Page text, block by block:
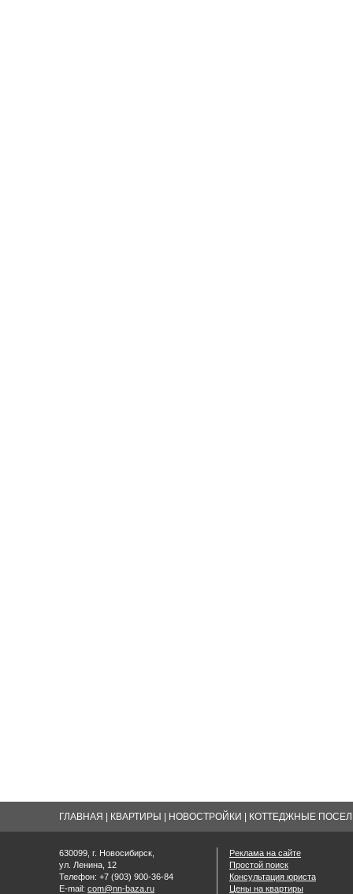
ГЛАВНАЯ КВАРТИРЫ НОВОСТРОЙКИ КОТТЕДЖНЫЕ
630099, г. Новосибирск,
ул. Ленина, 12
Телефон: +7 (903) 900-36-84
E-mail: com@nn-baza.ru
Реклама на сайте
Простой поиск
Консультация юриста
Цены на квартиры